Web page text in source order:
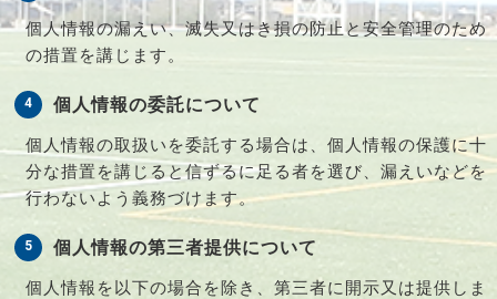
個人情報の漏えい、滅失又はき損の防止と安全管理のため
の措置を講じます。
個人情報の委託について
個人情報の取扱いを委託する場合は、個人情報の保護に十
分な措置を講じると信ずるに足る者を選び、漏えいなどを
行わないよう義務づけます。
個人情報の第三者提供について
個人情報を以下の場合を除き、第三者に開示又は提供しま